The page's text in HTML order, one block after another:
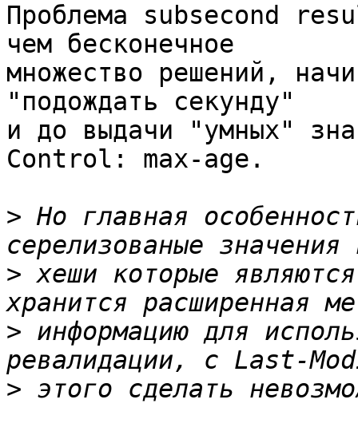
Проблема subsecond
чем бесконечное
множество решений,
"подождать секунду"
и до выдачи "умных"
Control: max-age.
> Но главная
> хеши которые
> информацию для
>